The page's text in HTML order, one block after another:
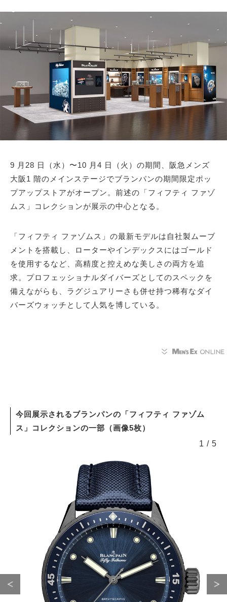
9 ⽉28 ⽇（⽔）〜10 ⽉4 ⽇（⽕）の期間、阪急メンズ
⼤阪1 階のメインステージでブランパンの期間限定ポッ
プアップストアがオープン。前述の「フィフティ ファゾ
ムス」コレクションが展⽰の中⼼となる。
「フィフティ ファゾムス」の最新モデルは⾃社製ムーブ
メントを搭載し、ローターやインデックスにはゴールド
を使⽤するなど、⾼精度と控えめな美しさの両⽅を追
求。プロフェッショナルダイバーズとしてのスペックを
備えながらも、ラグジュアリーさも併せ持つ稀有なダイ
バーズウォッチとして⼈気を博している。
今回展⽰されるブランパンの「フィフティ ファゾム
ス」コレクションの⼀部（画像5枚）
1 / 5